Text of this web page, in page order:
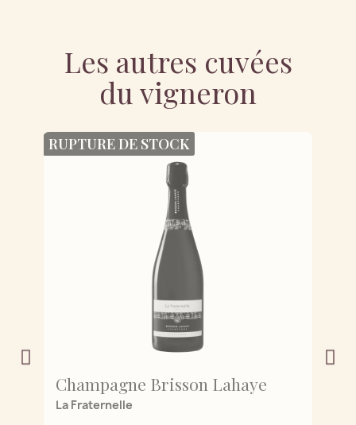
Les autres cuvées
du vigneron
Champagne Brisson Lahaye
La Fraternelle
RUPTURE DE STOCK